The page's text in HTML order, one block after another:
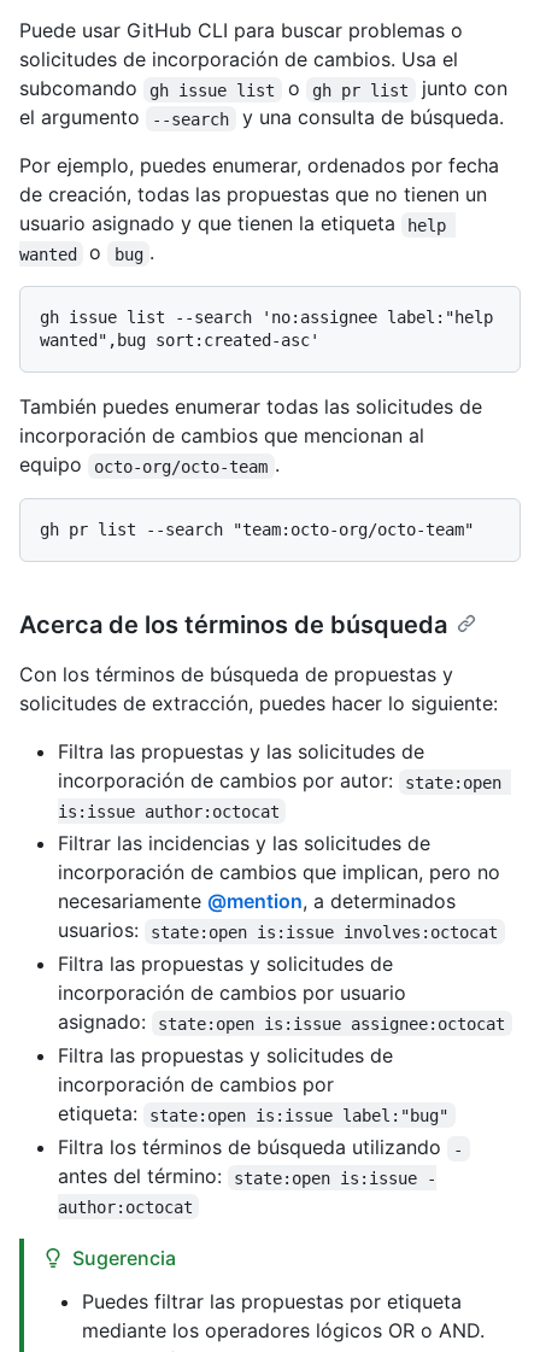
Puede usar GitHub CLI para buscar problemas o
solicitudes de incorporación de cambios. Usa el
subcomando
gh issue list o gh pr list
junto con
el argumento
--search
y una consulta de búsqueda.
Por ejemplo, puedes enumerar, ordenados por fecha
de creación, todas las propuestas que no tienen un
usuario asignado y que tienen la etiqueta
help
wanted
o bug .
gh issue list --search 'no:assignee label:"help
También puedes enumerar todas las solicitudes de
incorporación de cambios que mencionan al
equipo
octo-org/octo-team .
Acerca de los términos de búsqueda
Con los términos de búsqueda de propuestas y
solicitudes de extracción, puedes hacer lo siguiente:
Filtra las propuestas y las solicitudes de
incorporación de cambios por autor:
state:open
is:issue author:octocat
Filtrar las incidencias y las solicitudes de
incorporación de cambios que implican, pero no
necesariamente @mention, a determinados
usuarios:
state:open is:issue involves:octocat
Filtra las propuestas y solicitudes de
incorporación de cambios por usuario
asignado:
state:open is:issue assignee:octocat
Filtra las propuestas y solicitudes de
incorporación de cambios por
etiqueta:
state:open is:issue label:"bug"
Filtra los términos de búsqueda utilizando -
antes del término:
state:open is:issue -
author:octocat
Sugerencia
Puedes filtrar las propuestas por etiqueta
mediante los operadores lógicos OR o AND.